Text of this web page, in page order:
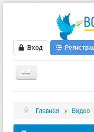
Вход
ФОРУМГлавная Видео